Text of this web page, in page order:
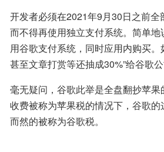
开发者必须在2021年9月30日之前全
而不得再使用独立支付系统。简单
用谷歌支付系统，同时应用内购买。
甚至文章打赏等还抽成30%”给谷歌公
毫无疑问，谷歌此举是全盘翻抄苹
收费被称为苹果税的情况下，谷歌
而然的被称为谷歌税。